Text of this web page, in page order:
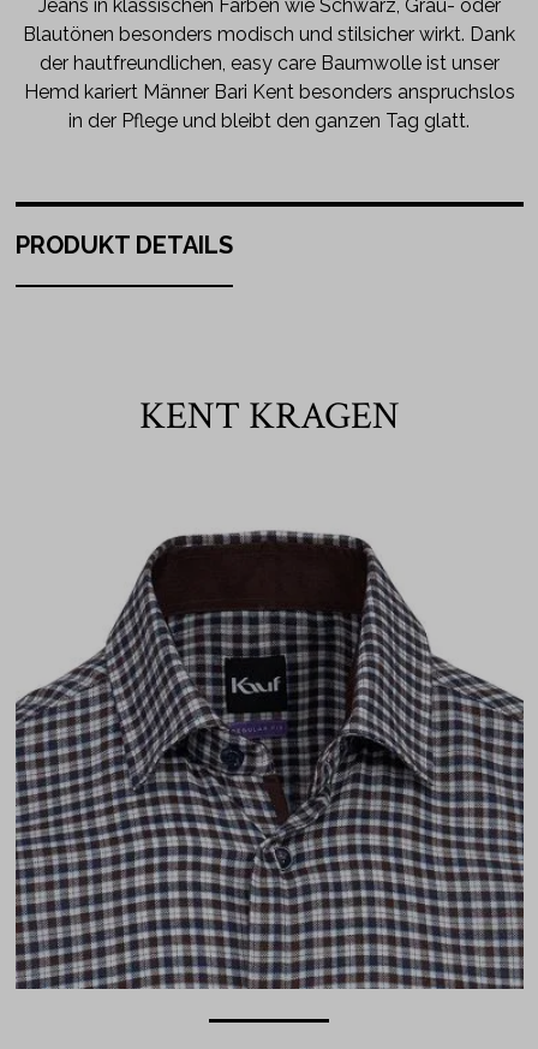
Jeans in klassischen Farben wie Schwarz, Grau- oder
Blautönen besonders modisch und stilsicher wirkt. Dank
der hautfreundlichen, easy care Baumwolle ist unser
Hemd kariert Männer Bari Kent besonders anspruchslos
in der Pflege und bleibt den ganzen Tag glatt.
PRODUKT DETAILS
KENT KRAGEN